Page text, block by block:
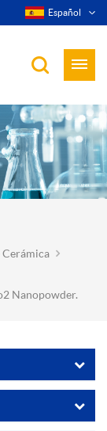
Español
Cerámica
Nanopowder.